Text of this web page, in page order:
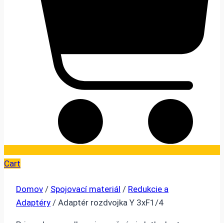
Cart
Domov / Spojovací materiál / Redukcie a
Adaptéry / Adaptér rozdvojka Y 3xF1/4